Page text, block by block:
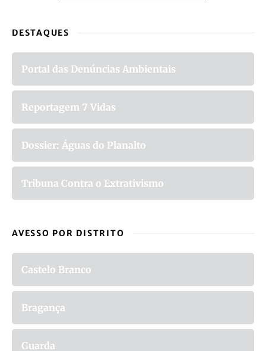
DESTAQUES
Portal das Denúncias Ambientais
Reportagem 7 Vidas
Dossier: Águas do Planalto
Tribuna Contra o Extrativismo
AVESSO POR DISTRITO
Castelo Branco
Bragança
Guarda